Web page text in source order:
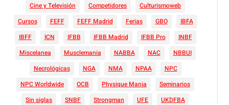
Cine y Televisión
Competidores
Culturismoweb
Cursos
FEFF FEFF Madrid Ferias GBO
IBFA
IBFF
ICN IFBB IFBB Madrid IFBB Pro
INBF
Miscelanea
Musclemania NABBA NAC
NBBUI
Necrológicas
NGA NMA NPAA
NPC
NPC Worldwide
OCB Physique Mania
Seminarios
Sin siglas
SNBF Strongman UFE
UKDFBA